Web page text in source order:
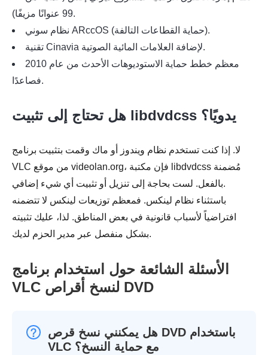
99 عنوانًا مزيفًا).
نظام سوني ARccOS (حماية القطاعات التالفة).
تقنية Cinavia لإضافة العلامات المائية الصوتية.
معظم خطط حماية الاستوديوهات الأحدث من عام 2010
فصاعدًا.
هل تحتاج إلى تثبيت libdvdcss يدويًا؟
لا. إذا كنت تستخدم نظام ويندوز أو ماك وقمت بتثبيت برنامج
VLC من موقع videolan.org، فإن مكتبة libdvdcss مُضمنة
بالفعل. لست بحاجة إلى تنزيل أو تثبيت أي شيء إضافي.
باستثناء نظام لينكس. فمعظم توزيعات لينكس لا تتضمنه
افتراضياً لأسباب قانونية في بعض المناطق. لذا، عليك تثبيته
بشكل منفصل عبر مدير الحزم لديك.
الأسئلة الشائعة حول استخدام برنامج
VLC لنسخ أقراص DVD
هل يمكنني نسخ قرص DVD باستخدام
VLC مع حماية النسخ؟